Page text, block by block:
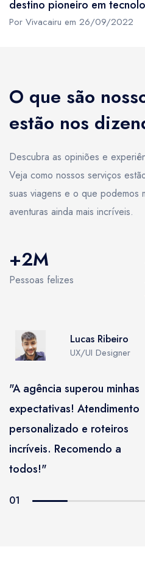
destino pioneiro em
Por Vivacairu em 26/09/2022
O que são
estão nos
Descubra as opiniões e
Veja como nossos serviços
suas viagens e o que podemos
aventuras ainda mais incríveis.
+2M
Pessoas felizes
Lucas Ribeiro
UX/UI Designer
"A agência superou minhas
expectativas! Atendimento
personalizado e roteiros
incríveis. Recomendo a
todos!"
01